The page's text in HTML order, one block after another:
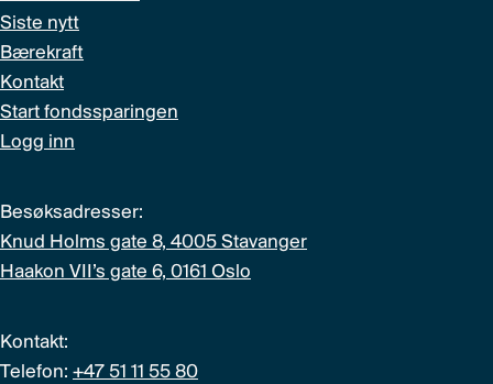
Siste nytt
Bærekraft
Kontakt
Start fondssparingen
Logg inn
Besøksadresser:
Knud Holms gate 8, 4005 Stavanger
Haakon VII’s gate 6, 0161 Oslo
Kontakt:
Telefon: +47 51 11 55 80